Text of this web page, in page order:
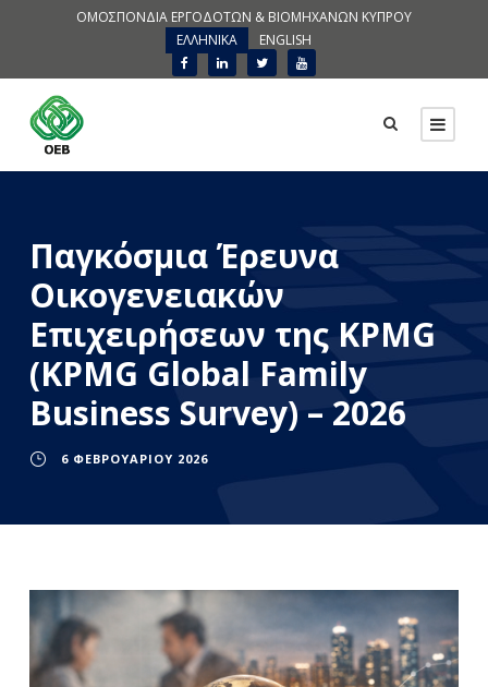
ΟΜΟΣΠΟΝΔΙΑ ΕΡΓΟΔΟΤΩΝ & ΒΙΟΜΗΧΑΝΩΝ ΚΥΠΡΟΥ
ΕΛΛΗΝΙΚΑ
ENGLISH
Παγκόσμια Έρευνα
Οικογενειακών
Επιχειρήσεων της KPMG
(KPMG Global Family
Business Survey) – 2026
6 ΦΕΒΡΟΥΑΡΊΟΥ 2026